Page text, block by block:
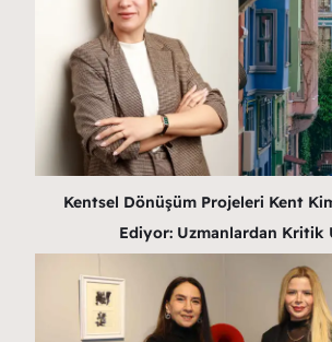
Kentsel Dönüşüm Projeleri Kent
Ediyor: Uzmanlardan Kritik